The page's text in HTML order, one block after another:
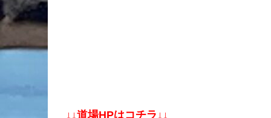
↓↓道場HPはコチラ↓↓